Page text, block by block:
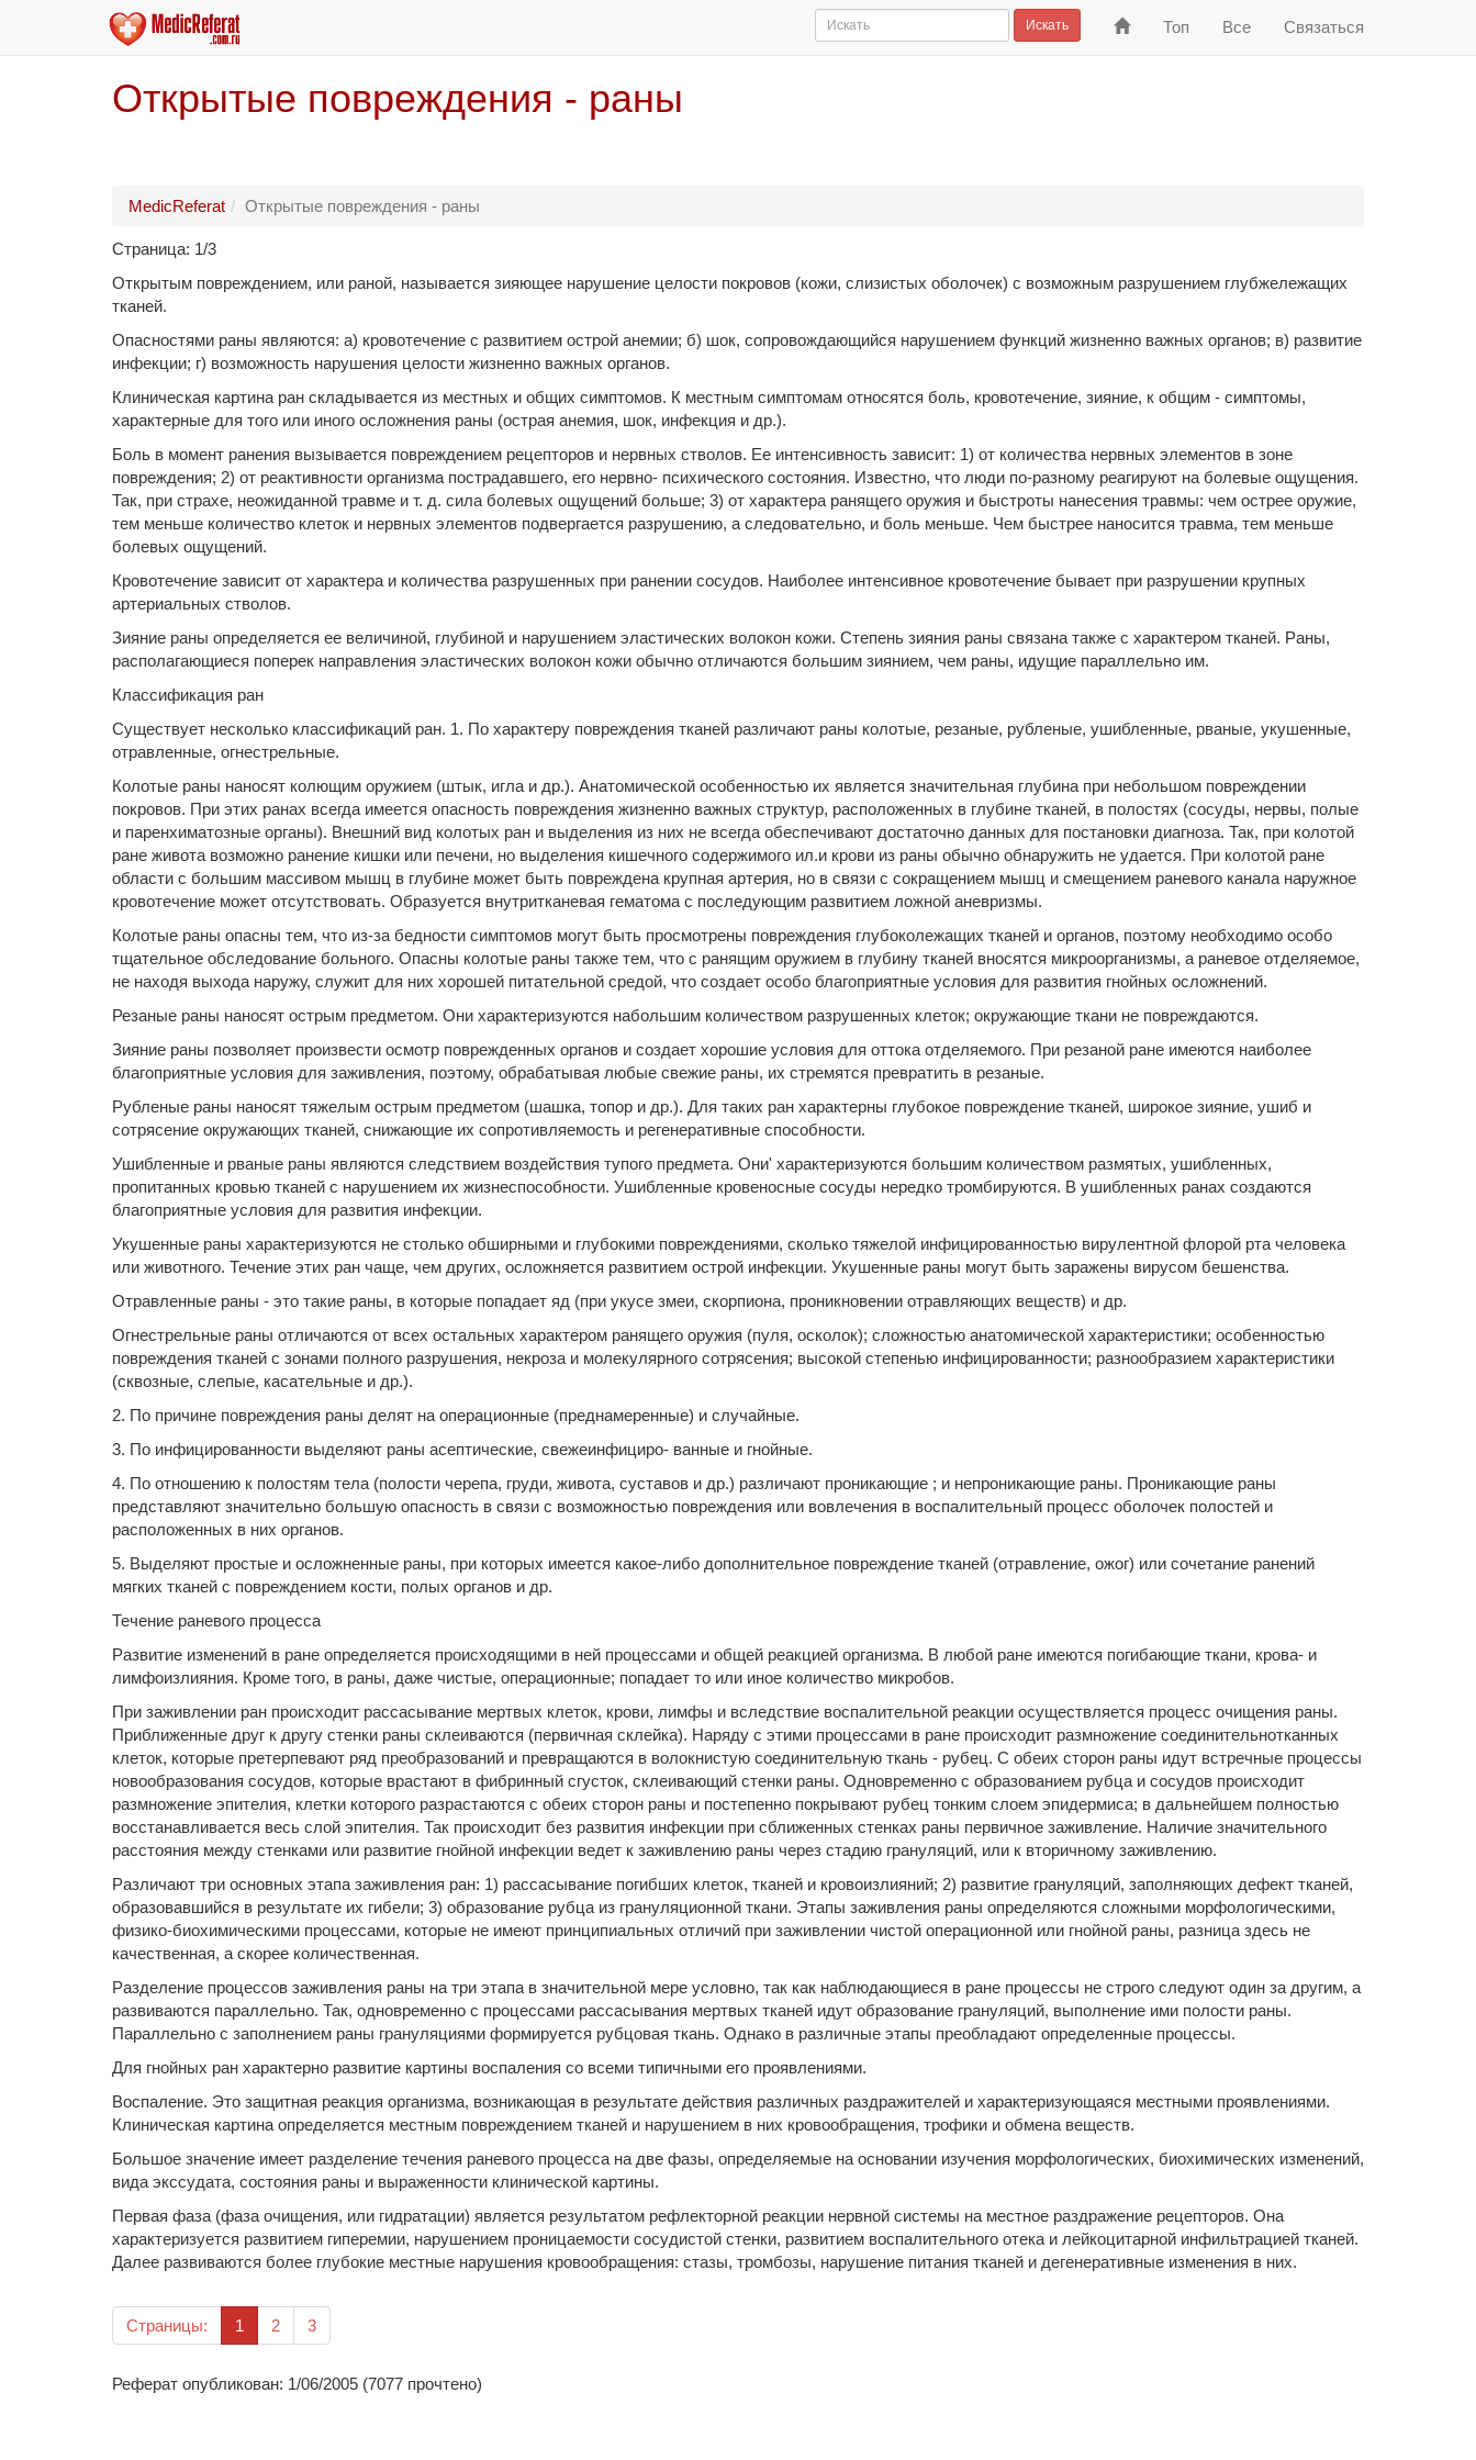
На
Топ Все Связаться
Искать
Открытые повреждения - раны
MedicReferat Открытые повреждения - раны
Страница: 1/3
Открытым повреждением, или раной, называется зияющее нарушение целости покровов (кожи, слизистых оболочек) с возможным разрушением глубжележащих
тканей.
Опасностями раны являются: а) кровотечение с развитием острой анемии; б) шок, сопровождающийся нарушением функций жизненно важных органов; в) развитие
инфекции; г) возможность нарушения целости жиз­ненно важных органов.
Клиническая картина ран складывается из местных и общих симптомов. К местным симптомам относятся боль, кровотечение, зияние, к общим - симптомы,
характерные для того или иного осложнения раны (острая анемия, шок, инфекция и др.).
Боль в момент ранения вызывается повреждением рецепторов и нервных стволов. Ее интенсивность зависит: 1) от количества нервных элементов в зоне
повреждения; 2) от реактивности организма пострадавшего, его нервно- психического состояния. Известно, что люди по-разному реагируют на болевые ощущения.
Так, при страхе, неожиданной травме и т. д. сила болевых ощущений больше; 3) от характера ранящего оружия и быстроты нанесения травмы: чем острее оружие,
тем меньше количество клеток и нервных элементов подвергается разрушению, а следовательно, и боль меньше. Чем быстрее наносится травма, тем меньше
болевых ощущений.
Кровотечение зависит от характера и количества разрушенных при ранении сосудов. Наиболее интенсивное кровотечение бывает при разрушении крупных
артериальных стволов.
Зияние раны определяется ее величиной, глубиной и нарушением эластических волокон кожи. Степень зияния раны связана также с характером тканей. Раны,
располагающиеся поперек направления эластических волокон кожи обычно отличаются большим зиянием, чем раны, идущие параллельно им.
Классификация ран
Существует несколько классификаций ран. 1. По характеру повреждения тканей различают раны колотые, резаные, рубленые, ушибленные, рваные, укушенные,
отравленные, огнестрельные.
Колотые раны наносят колющим оружием (штык, игла и др.). Ана­томической особенностью их является значительная глубина при небольшом повреждении
покровов. При этих ранах всегда имеется опасность повреж­дения жизненно важных структур, расположенных в глубине тканей, в по­лостях (сосуды, нервы, полые
и паренхиматозные органы). Внешний вид колотых ран и выделения из них не всегда обеспечивают достаточно данных для постановки диагноза. Так, при колотой
ране живота возможно ранение кишки или печени, но выделения кишечного содержимого ил.и крови из раны обычно обнаружить не удается. При колотой ране
области с большим массивом мышц в глубине может быть повреждена крупная артерия, но в связи с сокращением мышц и смещением раневого канала наружное
кровотечение может отсутствовать. Образуется внутритканевая гематома с последующим развитием ложной аневризмы.
Колотые раны опасны тем, что из-за бедности симптомов могут быть просмотрены повреждения глубоколежащих тканей и органов, поэтому необходимо особо
тщательное обследование больного. Опасны колотые раны также тем, что с ранящим оружием в глубину тканей вносятся микроорганизмы, а раневое отделяемое,
не находя выхода наружу, служит для них хорошей питательной средой, что создает особо благоприятные условия для развития гнойных осложнений.
Резаные раны наносят острым предметом. Они характеризуются набольшим количеством разрушенных клеток; окружающие ткани не повреждаются.
Зияние раны позволяет произвести осмотр поврежденных органов и создает хорошие условия для оттока отделяемого. При резаной ране имеются наиболее
благоприятные условия для заживления, поэтому, обрабатывая любые свежие раны, их стремятся превратить в резаные.
Рубленые раны наносят тяжелым острым предметом (шашка, топор и др.). Для таких ран характерны глубокое повреждение тканей, широкое зияние, ушиб и
сотрясение окружающих тканей, снижающие их сопротивляемость и регенеративные способности.
Ушибленные и рваные раны являются следствием воздействия тупого предмета. Они' характеризуются большим количеством размятых, ушибленных,
пропитанных кровью тканей с нарушением их жизнеспособности. Ушибленные кровеносные сосуды нередко тромбируются. В ушибленных ранах создаются
благоприятные условия для развития инфекции.
Укушенные раны характеризуются не столько обширными и глубокими повреждениями, сколько тяжелой инфицированностью вирулентной флорой рта человека
или животного. Течение этих ран чаще, чем других, осложняется развитием острой инфекции. Укушенные раны могут быть заражены вирусом бешенства.
Отравленные раны - это такие раны, в которые попадает яд (при укусе змеи, скорпиона, проникновении отравляющих веществ) и др.
Огнестрельные раны отличаются от всех остальных характером ранящего оружия (пуля, осколок); сложностью анатомической характеристики; особенностью
повреждения тканей с зонами полного разрушения, некроза и молекулярного сотрясения; высокой степенью инфицированности; разнообразием характеристики
(сквозные, слепые, касательные и др.).
2. По причине повреждения раны делят на операционные (преднаме­ренные) и случайные.
3. По инфицированности выделяют раны асептические, свежеинфициро- ванные и гнойные.
4. По отношению к полостям тела (полости черепа, груди, живота, суставов и др.) различают проникающие ; и непроникающие раны. Проникающие раны
представляют значительно большую опасность в связи с возможностью повреждения или вовлечения в воспалительный процесс оболочек полостей и
расположенных в них органов.
5. Выделяют простые и осложненные раны, при которых имеется какое-либо дополнительное повреждение тканей (отравление, ожог) или сочетание ранений
мягких тканей с повреждением кости, полых органов и др.
Течение раневого процесса
Развитие изменений в ране определяется происходящими в ней процессами и общей реакцией организма. В любой ране имеются погибающие ткани, крова- и
лимфоизлияния. Кроме того, в раны, даже чистые, операцион­ные; попадает то или иное количество микробов.
При заживлении ран происходит рассасывание мертвых клеток, крови, лимфы и вследствие воспалительной реакции осуществляется процесс очищения раны.
Приближенные друг к другу стенки раны склеиваются (первичная склейка). Наряду с этими процессами в ране происходит размножение соединительнотканных
клеток, которые претерпевают ряд преобразований и превращаются в волокнистую соединительную ткань - рубец. С обеих сторон раны идут встречные процессы
новообразования сосудов, которые врастают в фибринный сгусток, склеивающий стенки раны. Одновременно с образованием рубца и сосудов происходит
размножение эпителия, клетки которого разрастаются с обеих сторон раны и постепенно покрывают рубец тонким слоем эпидермиса; в дальнейшем полностью
восстанавливается весь слой эпителия. Так происходит без развития инфекции при сближенных стенках раны первичное заживление. Наличие значительного
расстояния между стенками или развитие гнойной инфекции ведет к заживлению раны через стадию грануляций, или к вторичному заживлению.
Различают три основных этапа заживления ран: 1) рассасывание погибших клеток, тканей и кровоизлияний; 2) развитие грануляций, заполняющих дефект тканей,
образовавшийся в результате их гибели; 3) образование рубца из грануляционной ткани. Этапы заживления раны определяются сложными морфологическими,
физико-биохимическими процессами, которые не имеют принципиальных отличий при заживлении чистой операционной или гнойной раны, разница здесь не
качественная, а скорее количественная.
Разделение процессов заживления раны на три этапа в значительной мере условно, так как наблюдающиеся в ране процессы не строго следуют один за другим, а
развиваются параллельно. Так, одновременно с процес­сами рассасывания мертвых тканей идут образование грануляций, выполне­ние ими полости раны.
Параллельно с заполнением раны грануляциями формируется рубцовая ткань. Однако в различные этапы преобладают опреде­ленные процессы.
Для гнойных ран характерно развитие картины воспаления со всеми типичными его проявлениями.
Воспаление. Это защитная реакция организма, возникающая в результате действия различных раздражителей и характеризующаяся местными проявлениями.
Клиническая картина определяется местным повреждением тканей и нарушением в них кровообращения, трофики и обмена веществ.
Большое значение имеет разделение течения раневого процесса на две фазы, определяемые на основании изучения морфологических, биохимических изменений,
вида экссудата, состояния раны и выраженности клинической картины.
Первая фаза (фаза очищения, или гидратации) является резуль­татом рефлекторной реакции нервной системы на местное раздражение ре­цепторов. Она
характеризуется развитием гиперемии, нарушением проницае­мости сосудистой стенки, развитием воспалительного отека и лейкоцитарной инфильтрацией тканей.
Далее развиваются более глубокие местные наруше­ния кровообращения: стазы, тромбозы, нарушение питания тканей и деге­неративные изменения в них.
Страницы: 1 (текущая)
2 3
Реферат опубликован: 1/06/2005 (7077 прочтено)